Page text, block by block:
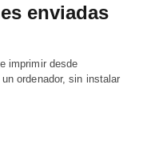
enviadas
imprimir desde
ordenador, sin instalar